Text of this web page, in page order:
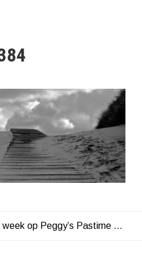
week op Peggy’s Pastime …